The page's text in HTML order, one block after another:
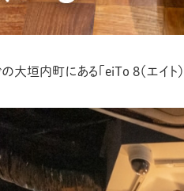
垣内町にある「eiTo 8（エイト）